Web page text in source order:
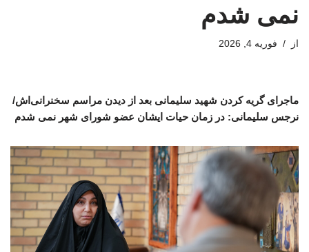
نمی شدم
از فوریه 4, 2026
ماجرای گریه کردن شهید سلیمانی بعد از دیدن مراسم سخنرانی‌اش/
نرجس سلیمانی: در زمان حیات ایشان عضو شورای شهر نمی شدم